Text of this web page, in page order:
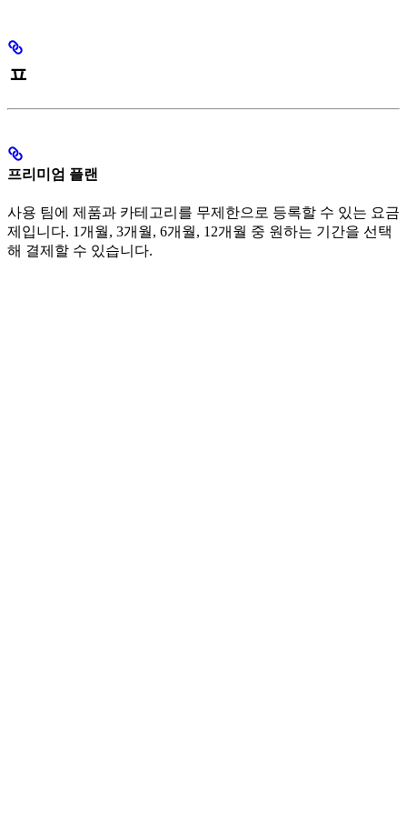
ㅍ
프리미엄 플랜
사용 팀에 제품과 카테고리를 무제한으로 등록할 수 있는 요금
제입니다. 1개월, 3개월, 6개월, 12개월 중 원하는 기간을 선택
해 결제할 수 있습니다.